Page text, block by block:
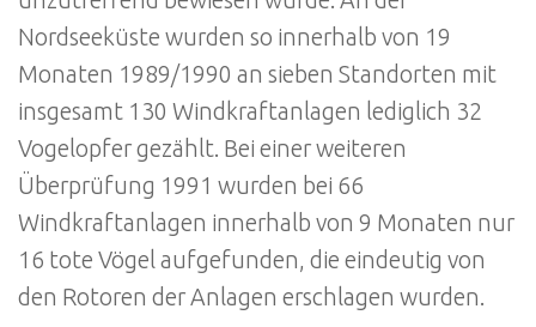
Nordseeküste wurden so innerhalb von 19
Monaten 1989/1990 an sieben Standorten mit
insgesamt 130 Windkraftanlagen lediglich 32
Vogelopfer gezählt. Bei einer weiteren
Überprüfung 1991 wurden bei 66
Windkraftanlagen innerhalb von 9 Monaten nur
16 tote Vögel aufgefunden, die eindeutig von
den Rotoren der Anlagen erschlagen wurden.